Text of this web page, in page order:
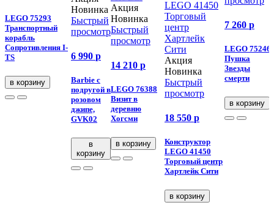
LEGO 75293
Транспортный
корабль
Сопротивления I-
TS
в корзину
Новинка
Быстрый
просмотр
6 990 p
Barbie с
подругой в
розовом
джипе,
GVK02
в
корзину
Акция
Новинка
Быстрый
просмотр
14 210 p
LEGO 76388
Визит в
деревню
Хогсми
в корзину
Акция
Новинка
Быстрый
просмотр
18 550 p
Конструктор
LEGO 41450
Торговый центр
Хартлейк Сити
в корзину
7 260 p
LEGO 75246
Пушка
Звезды
смерти
в корзину